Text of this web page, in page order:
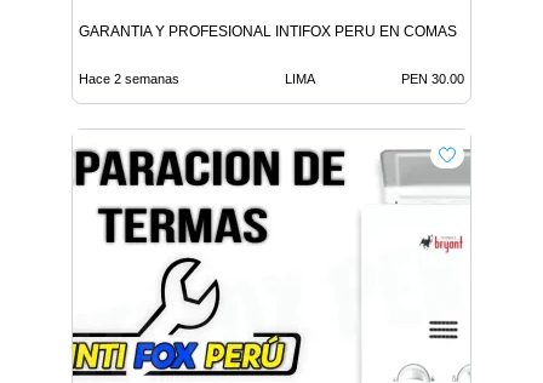
GARANTIA Y PROFESIONAL INTIFOX PERU EN COMAS
Hace 2 semanas LIMA PEN 30.00